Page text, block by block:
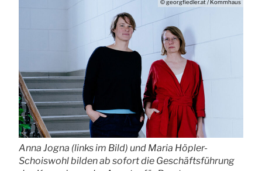
© georgfiedler.at / Kommhaus
Anna Jogna (links im Bild) und Maria Höpler-
Schoiswohl bilden ab sofort die Geschäftsführung